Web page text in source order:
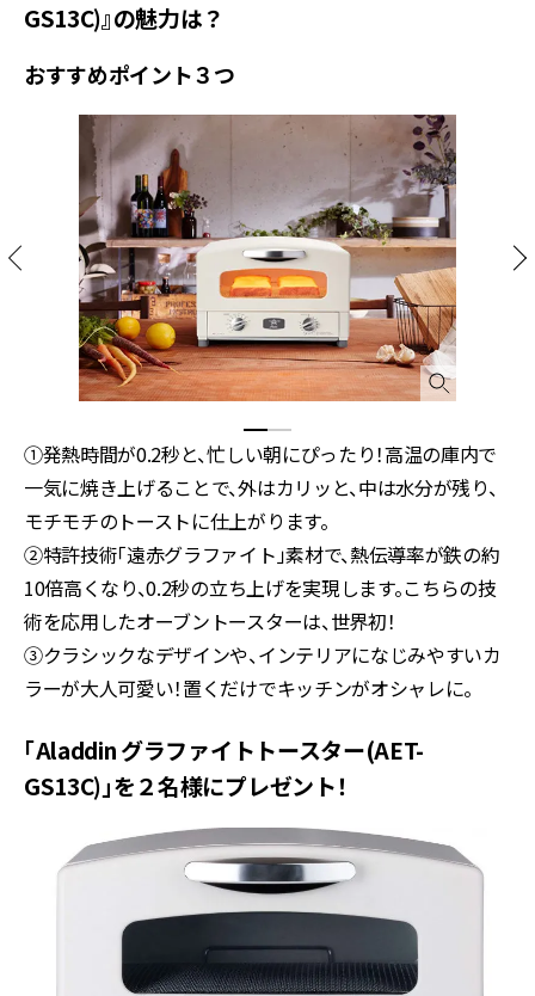
GS13C)』の魅力は？
おすすめポイント３つ
①発熱時間が0.2秒と、忙しい朝にぴったり！高温の庫内で
一気に焼き上げることで、外はカリッと、中は水分が残り、
モチモチのトーストに仕上がります。
②特許技術「遠赤グラファイト」素材で、熱伝導率が鉄の約
10倍高くなり、0.2秒の立ち上げを実現します。こちらの技
術を応用したオーブントースターは、世界初！
③クラシックなデザインや、インテリアになじみやすいカ
ラーが大人可愛い！置くだけでキッチンがオシャレに。
「Aladdin グラファイトトースター(AET-
GS13C)」を２名様にプレゼント！